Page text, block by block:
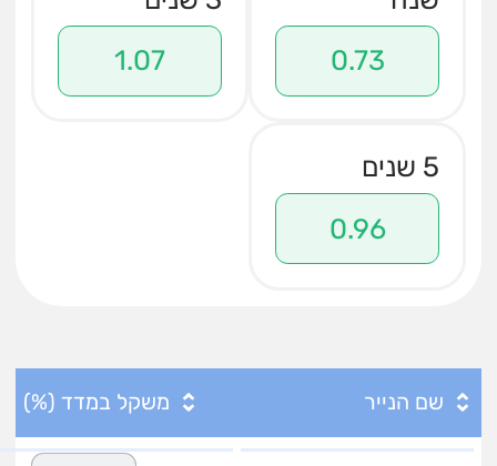
0.73
1.07
5 שנים
0.96
שם הנייר משקל במדד (%)